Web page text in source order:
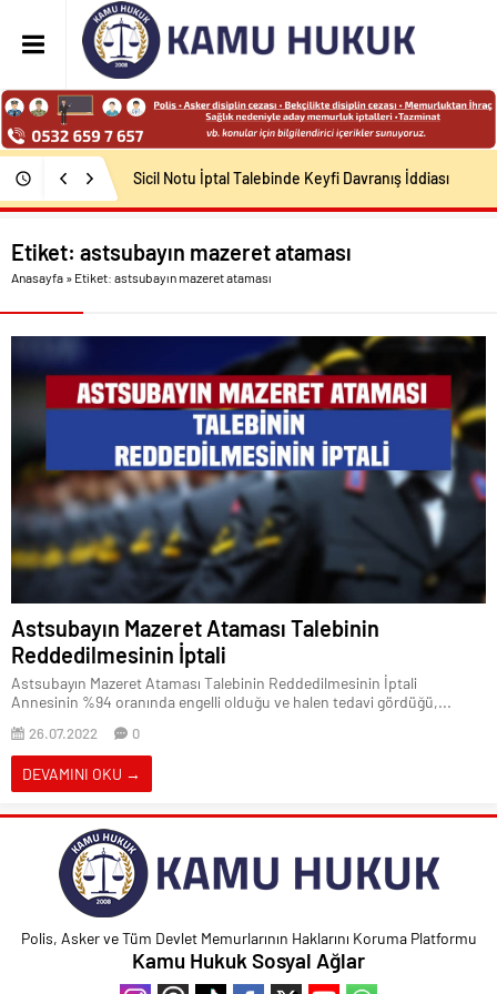
Sicil Notu İptal Talebinde Keyfi Davranış İddiası
Etiket: astsubayın mazeret ataması
Anasayfa » Etiket: astsubayın mazeret ataması
Astsubayın Mazeret Ataması Talebinin
Reddedilmesinin İptali
Astsubayın Mazeret Ataması Talebinin Reddedilmesinin İptali
Annesinin %94 oranında engelli olduğu ve halen tedavi gördüğü,...
26.07.2022 0
DEVAMINI OKU →
Polis, Asker ve Tüm Devlet Memurlarının Haklarını Koruma Platformu
Kamu Hukuk Sosyal Ağlar